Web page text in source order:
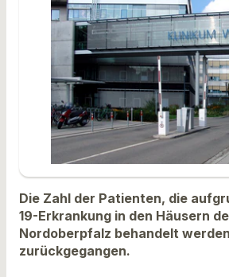
Die Zahl der Patienten, die
19-Erkrankung in den Häusern
Nordoberpfalz behandelt
zurückgegangen.